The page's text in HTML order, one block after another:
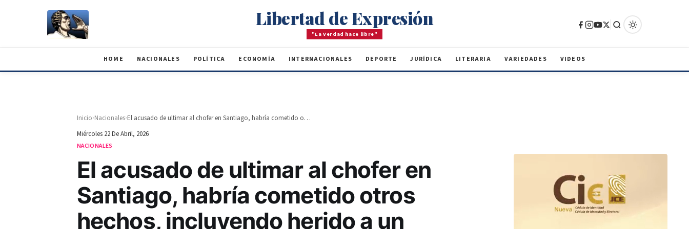
Libertad de Expresión
"La Verdad hace libre"
HOME NACIONALES POLÍTICA ECONOMÍA INTERNACIONALES DEPORTE JURÍDICA LITERARIA VARIEDADES VIDEOS
Inicio›Nacionales›
El acusado de ultimar al chofer en Santiago, habría cometido otros hechos, incluyendo herido a un policía en 2023
Miércoles 22 De Abril, 2026
NACIONALES
El acusado de ultimar al chofer en
Santiago, habría cometido otros
hechos, incluyendo herido a un